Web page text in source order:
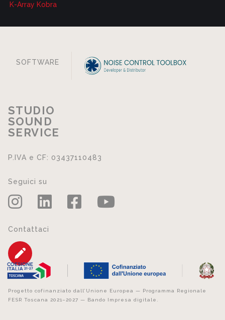
K-Array Kobra
SOFTWARE
STUDIO
SOUND
SERVICE
P.IVA e CF: 03437110483
Seguici su
Contattaci
Progetto cofinanziato dall’Unione Europea — Programma Regionale
FESR Toscana 2021–2027 — Bando Impresa digitale.